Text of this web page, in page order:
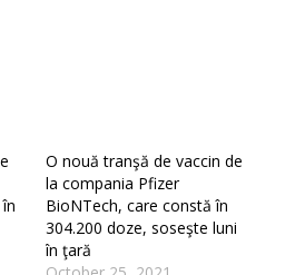
O nouă tranşă de vaccin de
la compania Pfizer
BioNTech, care constă în
304.200 doze, soseşte luni
în ţară